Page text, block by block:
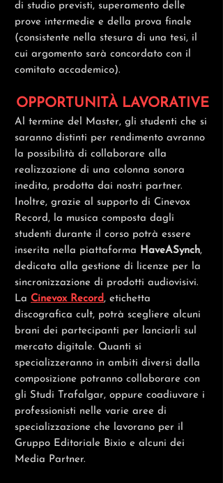
di studio previsti, superamento delle
prove intermedie e della prova finale
(consistente nella stesura di una tesi, il
cui argomento sarà concordato con il
comitato accademico).
OPPORTUNITÀ LAVORATIVE
Al termine del Master, gli studenti che si
saranno distinti per rendimento avranno
la possibilità di collaborare alla
realizzazione di una colonna sonora
inedita, prodotta dai nostri partner.
Inoltre, grazie al supporto di Cinevox
Record, la musica composta dagli
studenti durante il corso potrà essere
inserita nella piattaforma HaveASynch,
dedicata alla gestione di licenze per la
sincronizzazione di prodotti audiovisivi.
La Cinevox Record, etichetta
discografica cult, potrà scegliere alcuni
brani dei partecipanti per lanciarli sul
mercato digitale. Quanti si
specializzeranno in ambiti diversi dalla
composizione potranno collaborare con
gli Studi Trafalgar, oppure coadiuvare i
professionisti nelle varie aree di
specializzazione che lavorano per il
Gruppo Editoriale Bixio e alcuni dei
Media Partner.